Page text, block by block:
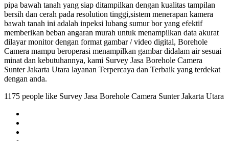
pipa bawah tanah yang siap ditampilkan dengan kualitas tampilan
bersih dan cerah pada resolution tinggi,sistem menerapan kamera
bawah tanah ini adalah inpeksi lubang sumur bor yang efektif
memberikan beban angaran murah untuk menampilkan data akurat
dilayar monitor dengan format gambar / video digital, Borehole
Camera mampu beroperasi menampilkan gambar didalam air sesuai
minat dan kebutuhannya, kami Survey Jasa Borehole Camera
Sunter Jakarta Utara layanan Terpercaya dan Terbaik yang terdekat
dengan anda.
1175 people like Survey Jasa Borehole Camera Sunter Jakarta Utara